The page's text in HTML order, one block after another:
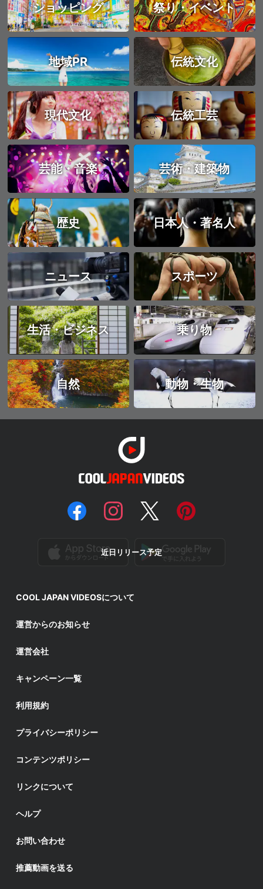
ショッピング 祭り・イベント
地域PR 伝統文化
現代文化 伝統工芸
芸能・音楽 芸術・建築物
歴史 日本人・著名人
ニュース スポーツ
生活・ビジネス 乗り物
自然 動物・生物
近日リリース予定
COOL JAPAN VIDEOSについて
運営からのお知らせ
運営会社
キャンペーン一覧
利用規約
プライバシーポリシー
コンテンツポリシー
リンクについて
ヘルプ
お問い合わせ
推薦動画を送る